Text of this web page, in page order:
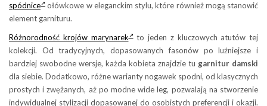
spódnice
ołówkowe w eleganckim stylu, które również mogą stanowić
element garnituru.
Różnorodność krojów marynarek to jeden z kluczowych atutów tej
kolekcji. Od tradycyjnych, dopasowanych fasonów po luźniejsze i
bardziej swobodne wersje, każda kobieta znajdzie tu garnitur damski
dla siebie. Dodatkowo, różne warianty nogawek spodni, od klasycznych
prostych i zwężanych, aż po modne wide leg, pozwalają na stworzenie
indywidualnej stylizacji dopasowanej do osobistych preferencji i okazji.